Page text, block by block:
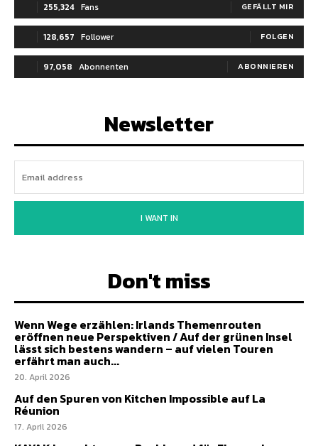
255,324 Fans GEFÄLLT MIR
128,657 Follower FOLGEN
97,058 Abonnenten ABONNIEREN
Newsletter
I WANT IN
Don't miss
Wenn Wege erzählen: Irlands Themenrouten
eröffnen neue Perspektiven / Auf der grünen Insel
lässt sich bestens wandern – auf vielen Touren
erfährt man auch...
20. April 2026
Auf den Spuren von Kitchen Impossible auf La
Réunion
17. April 2026